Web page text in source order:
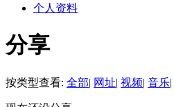
个人资料
分享
按类型查看: 全部| 网址| 视频| 音乐|